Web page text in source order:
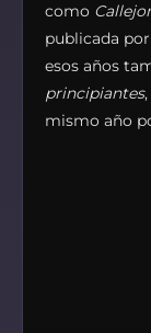
como
publicada
esos años
principiantes
mismo año